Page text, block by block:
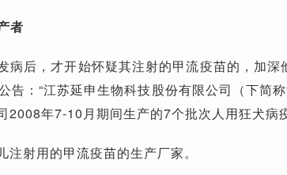
者
病后，才开始怀疑其注射的甲流疫苗的，加
告：“江苏延申生物科技股份有限公司（下简
2008年7-10月期间生产的7个批次人用狂犬病
射用的甲流疫苗的生产厂家。